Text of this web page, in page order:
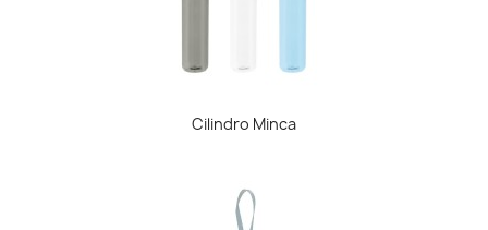
Cilindro Minca